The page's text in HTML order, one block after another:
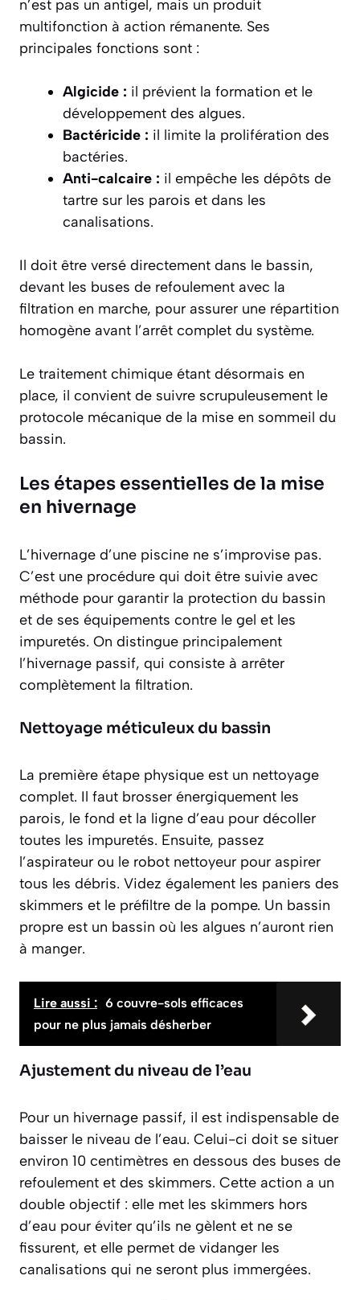
n’est pas un antigel, mais un produit
multifonction à action rémanente. Ses
principales fonctions sont :
Algicide : il prévient la formation et le
développement des algues.
Bactéricide : il limite la prolifération des
bactéries.
Anti-calcaire : il empêche les dépôts de
tartre sur les parois et dans les
canalisations.
Il doit être versé directement dans le bassin,
devant les buses de refoulement avec la
filtration en marche, pour assurer une répartition
homogène avant l’arrêt complet du système.
Le traitement chimique étant désormais en
place, il convient de suivre scrupuleusement le
protocole mécanique de la mise en sommeil du
bassin.
Les étapes essentielles de la mise
en hivernage
L’hivernage d’une piscine ne s’improvise pas.
C’est une procédure qui doit être suivie avec
méthode pour garantir la protection du bassin
et de ses équipements contre le gel et les
impuretés. On distingue principalement
l’hivernage passif, qui consiste à arrêter
complètement la filtration.
Nettoyage méticuleux du bassin
La première étape physique est un nettoyage
complet. Il faut brosser énergiquement les
parois, le fond et la ligne d’eau pour décoller
toutes les impuretés. Ensuite, passez
l’aspirateur ou le robot nettoyeur pour aspirer
tous les débris. Videz également les paniers des
skimmers et le préfiltre de la pompe. Un bassin
propre est un bassin où les algues n’auront rien
à manger.
Lire aussi : 6 couvre-sols efficaces
pour ne plus jamais désherber
Ajustement du niveau de l’eau
Pour un hivernage passif, il est indispensable de
baisser le niveau de l’eau. Celui-ci doit se situer
environ 10 centimètres en dessous des buses de
refoulement et des skimmers. Cette action a un
double objectif : elle met les skimmers hors
d’eau pour éviter qu’ils ne gèlent et ne se
fissurent, et elle permet de vidanger les
canalisations qui ne seront plus immergées.